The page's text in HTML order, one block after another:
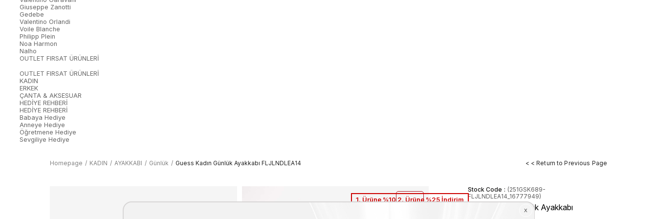
Giuseppe Zanotti
Gedebe
Valentino Orlandi
Voile Blanche
Philipp Plein
Noa Harmon
Nalho
OUTLET FIRSAT ÜRÜNLERİ
OUTLET FIRSAT ÜRÜNLERİ
KADIN
ERKEK
ÇANTA & AKSESUAR
HEDİYE REHBERİ
HEDİYE REHBERİ
Babaya Hediye
Anneye Hediye
Öğretmene Hediye
Sevgiliye Hediye
Homepage KADIN AYAKKABI Günlük Guess Kadın Günlük Ayakkabı FLJLNDLEA14 < < Return to Previous Page
1. Ürüne %10 2. Ürüne %25 İndirim
Stock Code
(251GSK689-
FLJLNDLEA14_16777949)
Guess Kadın Günlük Ayakkabı